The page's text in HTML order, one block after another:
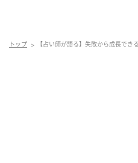
を育てる「8日生まれ」
トップ 【占い師が語る】失敗から成長でき